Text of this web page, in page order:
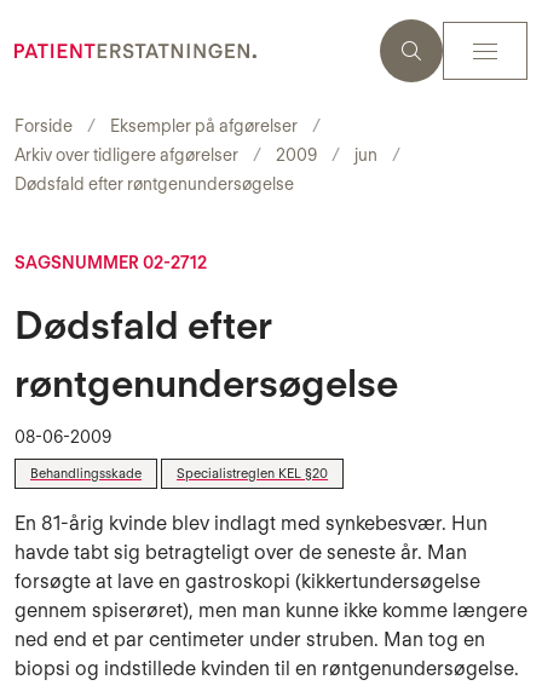
Forside
Eksempler på afgørelser
Arkiv over tidligere afgørelser
2009
jun
Dødsfald efter røntgenundersøgelse
SAGSNUMMER 02-2712
Dødsfald efter
røntgenundersøgelse
08-06-2009
Behandlingsskade Specialistreglen KEL §20
En 81-årig kvinde blev indlagt med synkebesvær. Hun
havde tabt sig betragteligt over de seneste år. Man
forsøgte at lave en gastroskopi (kikkertundersøgelse
gennem spiserøret), men man kunne ikke komme længere
ned end et par centimeter under struben. Man tog en
biopsi og indstillede kvinden til en røntgenundersøgelse.